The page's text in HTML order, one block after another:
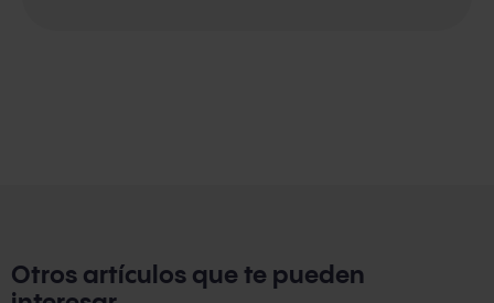
Otros artículos que te pueden